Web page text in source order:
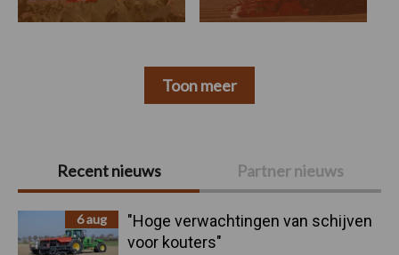
Primaire
Sidebar
Recent nieuws Partner nieuws
6 aug
"Hoge verwachtingen van schijven
voor kouters"
Toon meer